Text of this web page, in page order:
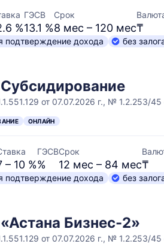
%
ГЭСВ
13.1 %
Срок
8 мес – 120 мес₸
подтверждение дохода
без
от 07.07.2026 г., № 1.2.253/
ОНЛАЙН
– 10 %
ГЭСВ
%
Срок
12 мес – 84 мес₸
подтверждение дохода
без
Бизнес-2»
от 07.07.2026 г., № 1.2.253/